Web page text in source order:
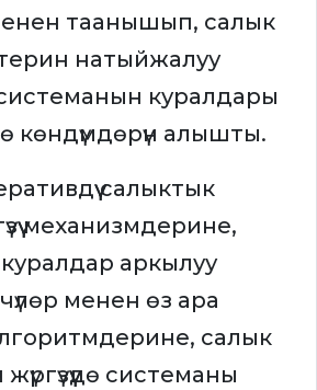
таанышып, салык
натыйжалуу
системанын куралдары
көндүмдөрүн алышты.
салыктык
механизмдерине,
аркылуу
менен өз ара
салык
жүргүзүүдө системаны